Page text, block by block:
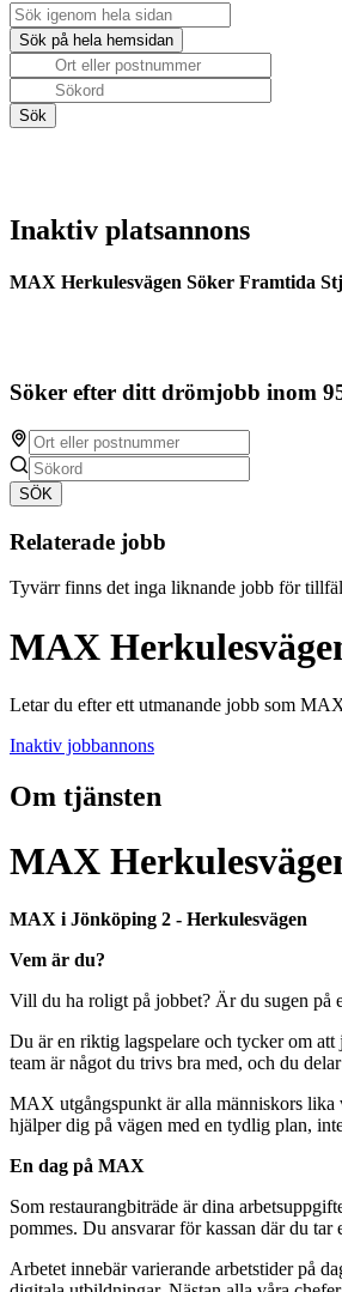
Inaktiv platsannons
MAX Herkulesvägen Söker Framtida
Söker efter ditt drömjobb inom
SÖK
Relaterade jobb
Tyvärr finns det inga liknande jobb för
MAX
Letar du efter ett utmanande jobb som
Inaktiv jobbannons
Om tjänsten
MAX
MAX i Jönköping 2 - Herkulesvägen
Vem är du?
Vill du ha roligt på jobbet? Är du sugen på
Du är en riktig lagspelare och tycker om
team är något du trivs bra med, och du
MAX utgångspunkt är alla människors lika
hjälper dig på vägen med en tydlig plan,
En dag på MAX
Som restaurangbiträde är dina
pommes. Du ansvarar för kassan där du
Arbetet innebär varierande arbetstider på